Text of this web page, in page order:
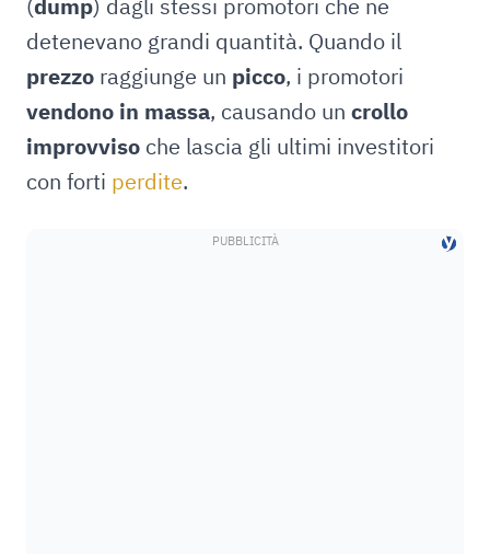
(dump) dagli stessi promotori che ne
detenevano grandi quantità. Quando il
prezzo raggiunge un picco, i promotori
vendono in massa, causando un crollo
improvviso che lascia gli ultimi investitori
con forti perdite.